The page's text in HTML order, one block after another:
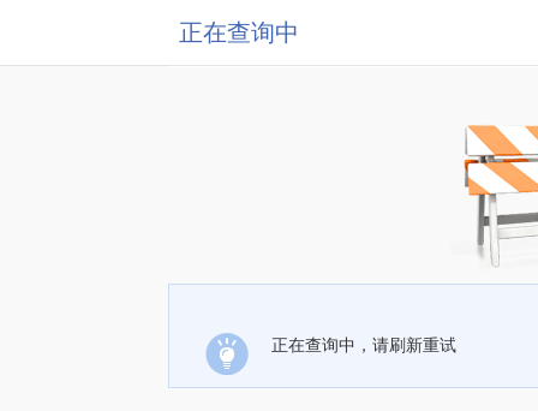
正在查询中
正在查询中，请刷新重试